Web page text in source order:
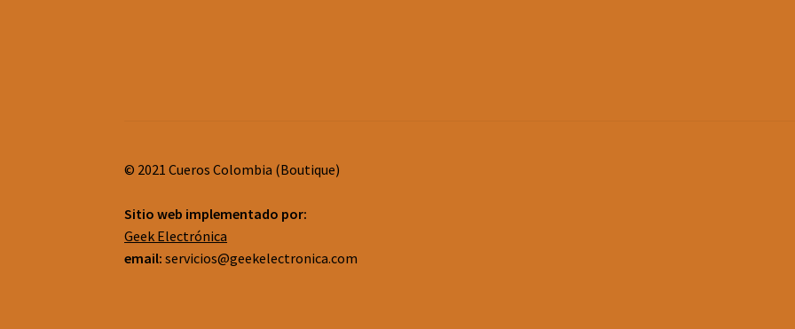
© 2021 Cueros Colombia (Boutique)
Sitio web implementado por:
Geek Electrónica
email: servicios@geekelectronica.com